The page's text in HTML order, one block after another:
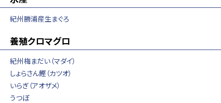
紀州勝浦産生まぐろ
養殖クロマグロ
紀州梅まだい（マダイ）
しょらさん鰹（カツオ）
いらぎ（アオザメ）
うつぼ